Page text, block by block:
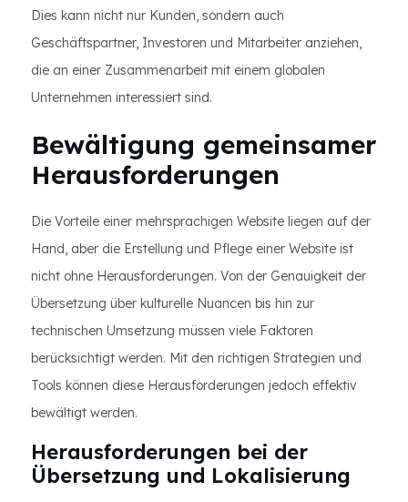
Dies kann nicht nur Kunden, sondern auch
Geschäftspartner, Investoren und Mitarbeiter anziehen,
die an einer Zusammenarbeit mit einem globalen
Unternehmen interessiert sind.
Bewältigung gemeinsamer
Herausforderungen
Die Vorteile einer mehrsprachigen Website liegen auf der
Hand, aber die Erstellung und Pflege einer Website ist
nicht ohne Herausforderungen. Von der Genauigkeit der
Übersetzung über kulturelle Nuancen bis hin zur
technischen Umsetzung müssen viele Faktoren
berücksichtigt werden. Mit den richtigen Strategien und
Tools können diese Herausforderungen jedoch effektiv
bewältigt werden.
Herausforderungen bei der
Übersetzung und Lokalisierung